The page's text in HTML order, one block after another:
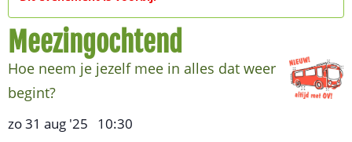
Meezingochtend
Hoe neem je jezelf mee in alles dat weer
begint?
zo 31 aug '25 10:30